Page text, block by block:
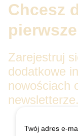
Chcesz
Zarejestruj
dodatkowe
nowościach
newsletterze.
Twój adres e-